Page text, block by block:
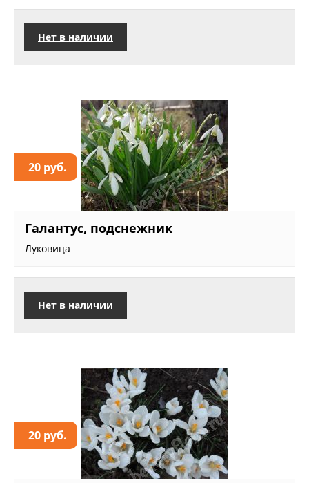
Нет в наличии
20 руб.
Галантус, подснежник
Луковица
Нет в наличии
20 руб.